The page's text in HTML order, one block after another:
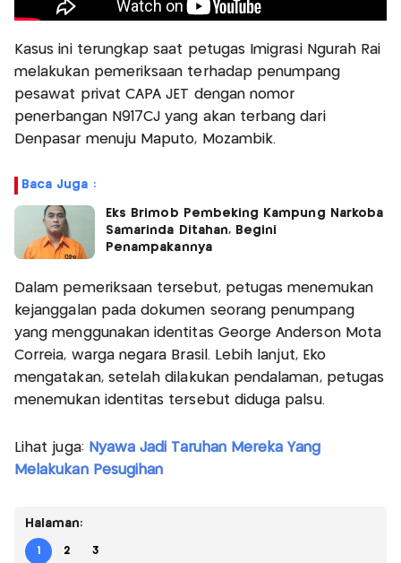
Kasus ini terungkap saat petugas Imigrasi Ngurah Rai
melakukan pemeriksaan terhadap penumpang
pesawat privat CAPA JET dengan nomor
penerbangan N917CJ yang akan terbang dari
Denpasar menuju Maputo, Mozambik.
Baca Juga :
Eks Brimob Pembeking Kampung Narkoba
Samarinda Ditahan, Begini
Penampakannya
Dalam pemeriksaan tersebut, petugas menemukan
kejanggalan pada dokumen seorang penumpang
yang menggunakan identitas George Anderson Mota
Correia, warga negara Brasil. Lebih lanjut, Eko
mengatakan, setelah dilakukan pendalaman, petugas
menemukan identitas tersebut diduga palsu.
Lihat juga: Nyawa Jadi Taruhan Mereka Yang
Melakukan Pesugihan
Halaman:
1 2 3